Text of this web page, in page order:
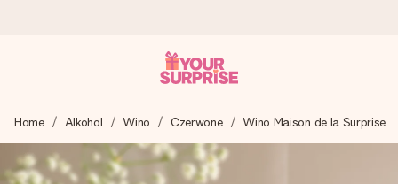
Tworzymy Twój prezent z troską i wysyłamy go w mgnieniu
oka – dzięki czemu możesz go dać dokładnie we
właściwym momencie, kiedy ma to największe znaczenie
Home Alkohol Wino Czerwone Wino Maison de la Surprise